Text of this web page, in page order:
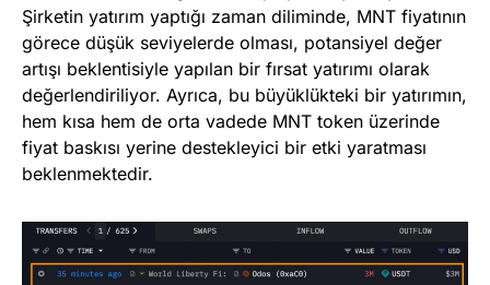
Şirketin yatırım yaptığı zaman diliminde, MNT fiyatının
görece düşük seviyelerde olması, potansiyel değer
artışı beklentisiyle yapılan bir fırsat yatırımı olarak
değerlendiriliyor. Ayrıca, bu büyüklükteki bir yatırımın,
hem kısa hem de orta vadede MNT token üzerinde
fiyat baskısı yerine destekleyici bir etki yaratması
beklenmektedir.